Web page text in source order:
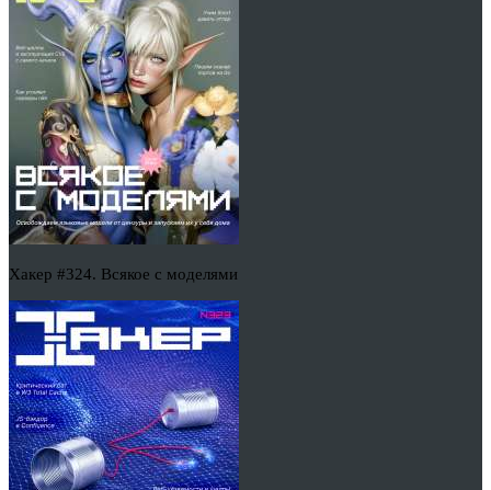
Хакер #324. Всякое с моделями